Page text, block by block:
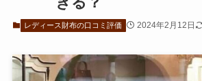
レディース財布の口コミ評価 2024年2月12日